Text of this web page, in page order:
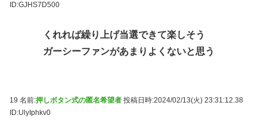
ID:GJHS7D500
くれれば繰り上げ当選できて楽しそう
ガーシーファンがあまりよくないと思う
19 名前:押しボタン式の匿名希望者 投稿日時:2024/02/13(火) 23:31:12.38
ID:UlyIphkv0